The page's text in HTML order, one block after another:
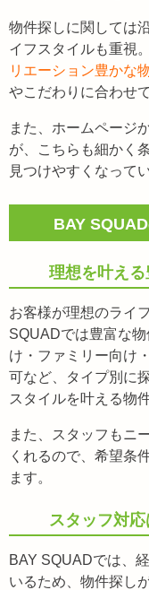
物件探しに関しては
イフスタイルも重視。
リエーション豊かな
やこだわりに合わせ
また、ホームページ
が、こちらも細かく
見つけやすくなって
BAY
理想を叶え
お客様が理想のライ
SQUADでは豊富な
け・ファミリー向け
可など、タイプ別に
スタイルを叶える物
また、スタッフもニ
くれるので、希望条
ます。
スタッフ対
BAY SQUADでは、
いるため、物件探し